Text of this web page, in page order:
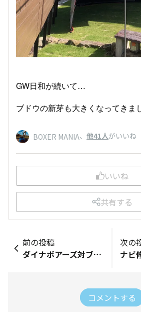
GW日和が続いて…
ブドウの新芽も大きくなってきま
BOXER MANIA、 他41人がいいね
いいね
共有する
前の投稿
ダイナボアーズ対ブレイブルーパス
次の
ナビ
コメントする